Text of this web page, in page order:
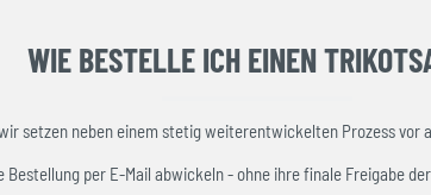
WIE BESTELLE ICH EINEN
setzen neben einem stetig weiterentwickelten Prozess
Bestellung per E-Mail abwickeln - ohne ihre finale Freigabe